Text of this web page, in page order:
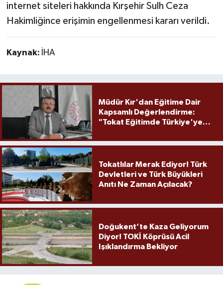
internet siteleri hakkında Kırşehir Sulh Ceza
Hakimliğince erişimin engellenmesi kararı verildi.
Kaynak: İHA
Müdür Kır'dan Eğitime Dair
Kapsamlı Değerlendirme:
"Tokat Eğitimde Türkiye'ye
Tokatlılar Merak Ediyor! Türk
Devletleri ve Türk Büyükleri
Anıtı Ne Zaman Açılacak?
Doğukent’te Kaza Geliyorum
Diyor! TOKİ Köprüsü Acil
Işıklandırma Bekliyor